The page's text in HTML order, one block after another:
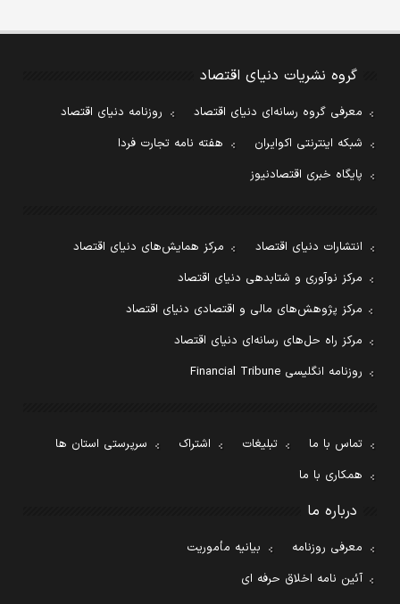
گروه نشریات دنیای اقتصاد
معرفی گروه رسانه‌ای دنیای اقتصاد
روزنامه دنیای اقتصاد
شبکه اینترنتی اکوایران
هفته نامه تجارت فردا
پایگاه خبری اقتصادنیوز
انتشارات دنیای اقتصاد
مرکز همایش‌های دنیای اقتصاد
مرکز نوآوری و شتابدهی دنیای اقتصاد
مرکز پژوهش‌های مالی و اقتصادی دنیای اقتصاد
مرکز راه حل‌های رسانه‌ای دنیای اقتصاد
روزنامه انگلیسی Financial Tribune
تماس با ما تبلیغات اشتراک
سرپرستی استان ها
همکاری با ما
درباره ما
معرفی روزنامه
بیانیه مأموریت
آئین نامه اخلاق حرفه ای